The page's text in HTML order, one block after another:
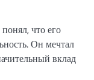
что его
Он мечтал
вклад